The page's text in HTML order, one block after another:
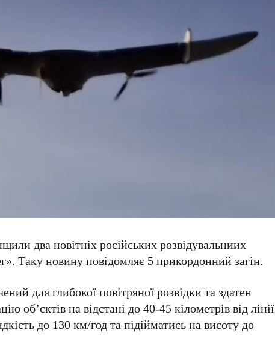
два новітніх російських розвідувальниих
Таку новину повідомляє 5 прикордонний загін.
для глибокої повітряної розвідки та здатен
об’єктів на відстані до 40-45 кілометрів від лінії
до 130 км/год та підійматись на висоту до